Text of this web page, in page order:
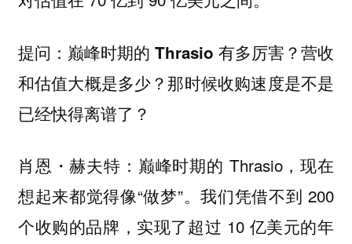
提问：巅峰时期的 Thrasio 有多厉害？营收
和估值大概是多少？那时候收购速度是不是
已经快得离谱了？
肖恩・赫夫特： 巅峰时期的 Thrasio，现在
想起来都觉得像“做梦”。我们凭借不到 200
个收购的品牌，实现了超过 10 亿美元的年